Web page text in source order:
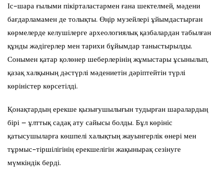
Іс-шара ғылыми пікірталастармен ғана шектелмей, мәдени
бағдарламамен де толықты. Өңір музейлері ұйымдастырған
көрмелерде келушілерге археологиялық қазбалардан табылған
құнды жәдігерлер мен тарихи бұйымдар таныстырылды.
Сонымен қатар қолөнер шеберлерінің жұмыстары ұсынылып,
қазақ халқының дәстүрлі мәдениетін дәріптейтін түрлі
көріністер көрсетілді.
Қонақтардың ерекше қызығушылығын тудырған шаралардың
бірі – ұлттық садақ ату сайысы болды. Бұл көрініс
қатысушыларға көшпелі халықтың жауынгерлік өнері мен
тұрмыс-тіршілігінің ерекшелігін жақынырақ сезінуге
мүмкіндік берді.